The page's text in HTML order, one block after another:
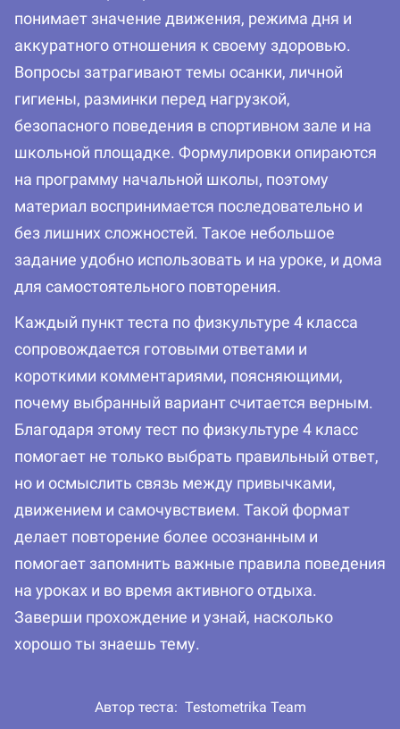
понимает значение движения, режима дня и
аккуратного отношения к своему здоровью.
Вопросы затрагивают темы осанки, личной
гигиены, разминки перед нагрузкой,
безопасного поведения в спортивном зале и на
школьной площадке. Формулировки опираются
на программу начальной школы, поэтому
материал воспринимается последовательно и
без лишних сложностей. Такое небольшое
задание удобно использовать и на уроке, и дома
для самостоятельного повторения.
Каждый пункт теста по физкультуре 4 класса
сопровождается готовыми ответами и
короткими комментариями, поясняющими,
почему выбранный вариант считается верным.
Благодаря этому тест по физкультуре 4 класс
помогает не только выбрать правильный ответ,
но и осмыслить связь между привычками,
движением и самочувствием. Такой формат
делает повторение более осознанным и
помогает запомнить важные правила поведения
на уроках и во время активного отдыха.
Заверши прохождение и узнай, насколько
хорошо ты знаешь тему.
Автор теста: Testometrika Team